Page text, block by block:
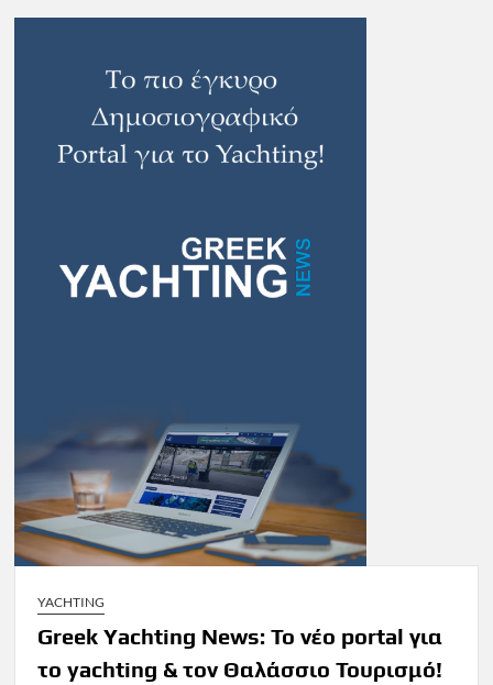
YACHTING
Greek Yachting News: Το νέο portal για
το yachting & τον Θαλάσσιο Τουρισμό!